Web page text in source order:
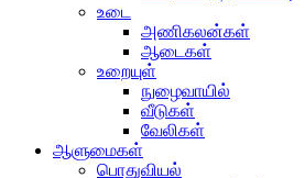
உடை
அணிகலன்கள்
ஆடைகள்
உறையுள்
நுழைவாயில்
வீடுகள்
வேலிகள்
ஆளுமைகள்
பொதுவியல்